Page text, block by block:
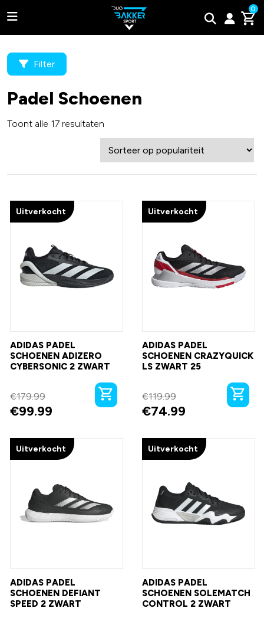
0
Adidas
Wilson
Tweede kans padel rackets
Filter
Padel Schoenen
Toont alle 17 resultaten
Uitverkocht
ADIDAS PADEL
SCHOENEN ADIZERO
CYBERSONIC 2 ZWART
€179.99
€99.99
Uitverkocht
ADIDAS PADEL
SCHOENEN CRAZYQUICK
LS ZWART 25
€119.99
€74.99
Uitverkocht
ADIDAS PADEL
SCHOENEN DEFIANT
SPEED 2 ZWART
Uitverkocht
ADIDAS PADEL
SCHOENEN SOLEMATCH
CONTROL 2 ZWART